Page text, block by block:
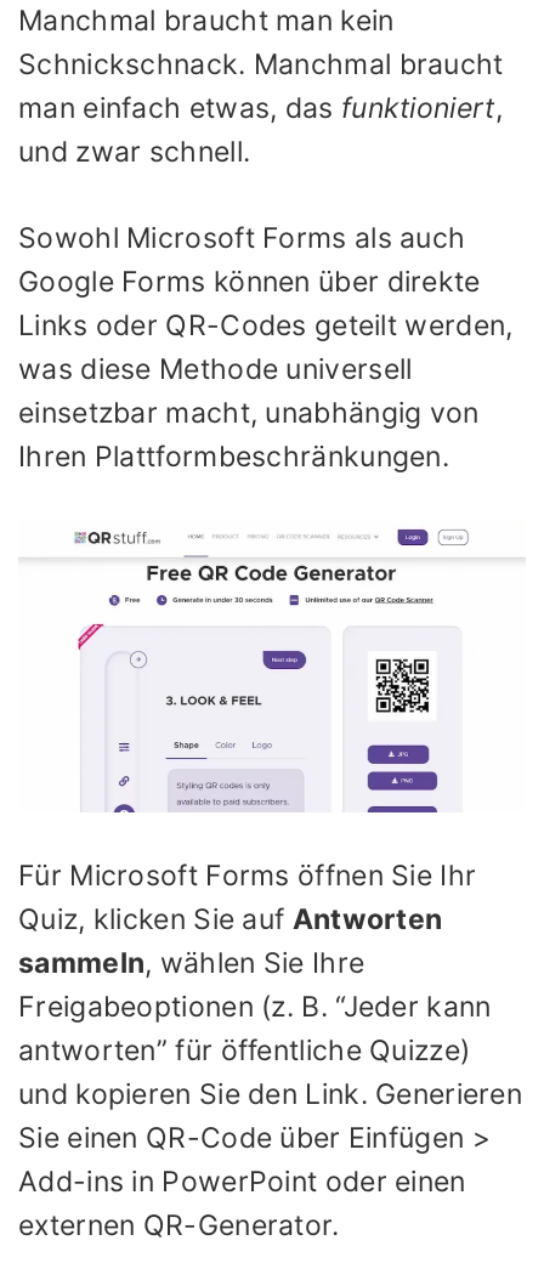
Manchmal braucht man kein
Schnickschnack. Manchmal braucht
man einfach etwas, das funktioniert,
und zwar schnell.
Sowohl Microsoft Forms als auch
Google Forms können über direkte
Links oder QR-Codes geteilt werden,
was diese Methode universell
einsetzbar macht, unabhängig von
Ihren Plattformbeschränkungen.
Für Microsoft Forms öffnen Sie Ihr
Quiz, klicken Sie auf Antworten
sammeln, wählen Sie Ihre
Freigabeoptionen (z. B. “Jeder kann
antworten” für öffentliche Quizze)
und kopieren Sie den Link. Generieren
Sie einen QR-Code über Einfügen >
Add-ins in PowerPoint oder einen
externen QR-Generator.